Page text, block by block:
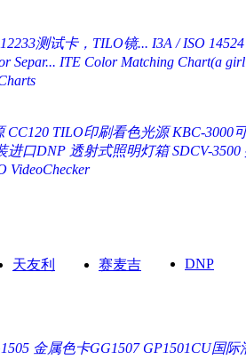
测试卡，TILO镜... I3A / ISO
Separ... ITE Color Matching Chart(a
CC120 TILO印刷看色光源 KBC-3000
进口DNP 透射式照明灯箱 SDCV-3500
VideoChecker
天友利 赛麦吉 DNP
金属色卡GG1507 GP1501CU国